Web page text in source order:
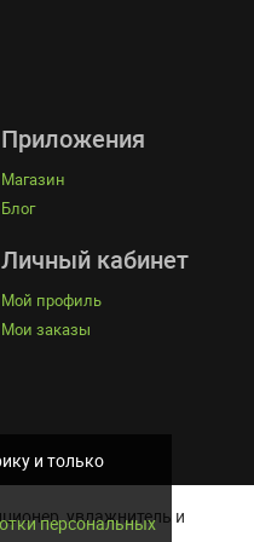
и только
персональных
Приложения
Магазин
Блог
Личный кабинет
Мой профиль
Мои заказы
увлажнитель и